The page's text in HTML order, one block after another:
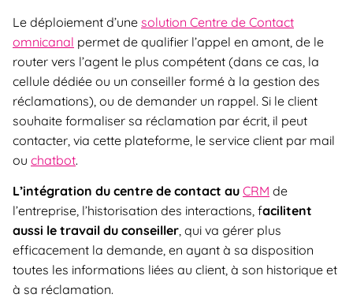
Le déploiement d’une solution Centre de Contact
omnicanal permet de qualifier l’appel en amont, de le
router vers l’agent le plus compétent (dans ce cas, la
cellule dédiée ou un conseiller formé à la gestion des
réclamations), ou de demander un rappel. Si le client
souhaite formaliser sa réclamation par écrit, il peut
contacter, via cette plateforme, le service client par mail
ou chatbot.
L’intégration du centre de contact au CRM de
l’entreprise, l’historisation des interactions, facilitent
aussi le travail du conseiller , qui va gérer plus
efficacement la demande, en ayant à sa disposition
toutes les informations liées au client, à son historique et
à sa réclamation.